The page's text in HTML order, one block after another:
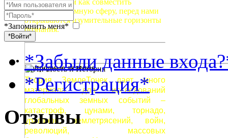
Если мы знаем как совместить
небесную и земную сферу, перед нами
открываются изумительные горизонты
познания.
Природные явления
Теория ЗемлеТочек дает много
материала для исследований
глобальных земных событий –
катастроф, цунами, торнадо,
ураганов, землетрясений, войн,
революций, массовых
*Запомнить меня*
*Войти*
*Забыли данные
*Регистрация*
Отзывы